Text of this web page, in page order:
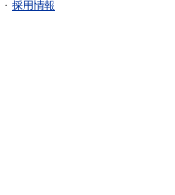
・ 採用情報